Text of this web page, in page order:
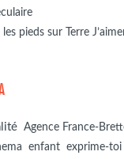
les pieds sur Terre
Agence France-
enfant exprime-